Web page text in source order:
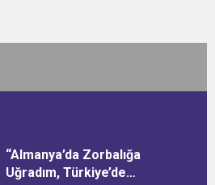
“Almanya’da Zorbalığa
Uğradım, Türkiye’de